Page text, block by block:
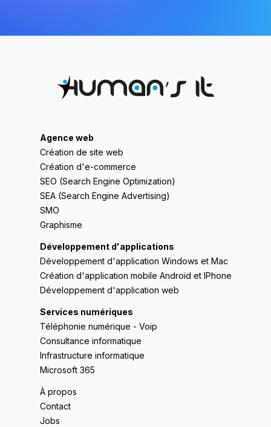
Agence web
Création de site web
Création d'e-commerce
SEO (Search Engine Optimization)
SEA (Search Engine Advertising)
SMO
Graphisme
Développement d'applications
Développement d'application Windows et Mac
Création d'application mobile Android et IPhone
Développement d'application web
Services numériques
Téléphonie numérique - Voip
Consultance informatique
Infrastructure informatique
Microsoft 365
À propos
Contact
Jobs